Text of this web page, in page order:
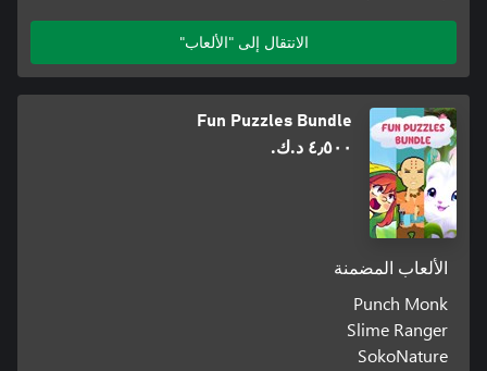
الانتقال إلى "الألعاب"
Fun Puzzles Bundle
٤٫٥٠٠ د.ك.‏
الألعاب المضمنة
Punch Monk
Slime Ranger
SokoNature